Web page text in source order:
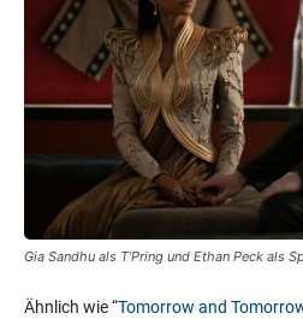
Gia Sandhu als T’Pring und Ethan Peck als
Ähnlich wie “Tomorrow and